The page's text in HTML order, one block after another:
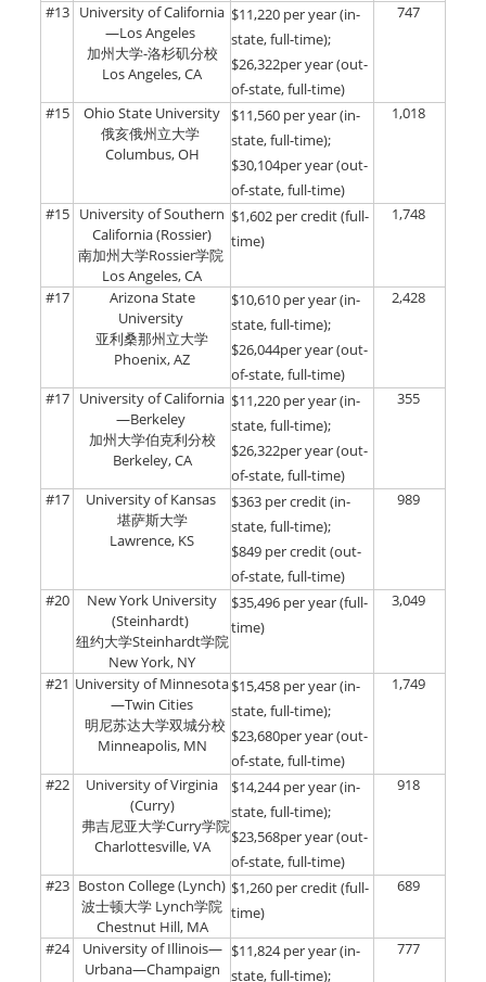
#13 University of California
—Los Angeles
加州大学-洛杉矶分校
Los Angeles, CA
$11,220 per year (in-
state, full-time);
$26,322per year (out-
of-state, full-time)
747
#15
Ohio State University
俄亥俄州立大学
Columbus, OH
$11,560 per year (in-
state, full-time);
$30,104per year (out-
of-state, full-time)
1,018
#15 University of Southern
California (Rossier)
南加州大学Rossier学院
Los Angeles, CA
$1,602 per credit (full-
time)
1,748
#17
Arizona State
University
亚利桑那州立大学
Phoenix, AZ
$10,610 per year (in-
state, full-time);
$26,044per year (out-
of-state, full-time)
2,428
#17 University of California
—Berkeley
加州大学伯克利分校
Berkeley, CA
$11,220 per year (in-
state, full-time);
$26,322per year (out-
of-state, full-time)
355
#17
University of Kansas
堪萨斯大学
Lawrence, KS
$363 per credit (in-
state, full-time);
$849 per credit (out-
of-state, full-time)
989
#20
New York University
(Steinhardt)
纽约大学Steinhardt学院
New York, NY
$35,496 per year (full-
time)
3,049
#21 University of Minnesota
—Twin Cities
明尼苏达大学双城分校
Minneapolis, MN
$15,458 per year (in-
state, full-time);
$23,680per year (out-
of-state, full-time)
1,749
#22
University of Virginia
(Curry)
弗吉尼亚大学Curry学院
Charlottesville, VA
$14,244 per year (in-
state, full-time);
$23,568per year (out-
of-state, full-time)
918
#23 Boston College (Lynch)
波士顿大学 Lynch学院
Chestnut Hill, MA
$1,260 per credit (full-
time)
689
#24
University of Illinois—
Urbana—Champaign
$11,824 per year (in-
state, full-time);
777